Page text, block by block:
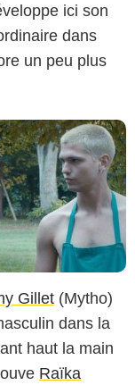
ici son
dans
un peu plus
Gillet (Mytho)
dans la
haut la main
Raïka